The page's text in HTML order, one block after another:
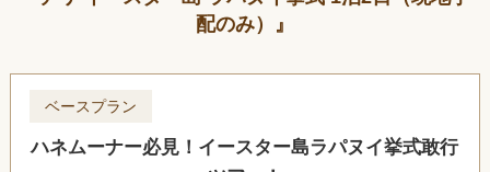
配のみ）
ベースプラン
ハネムーナー必見！イースター島ラパヌイ挙式敢行